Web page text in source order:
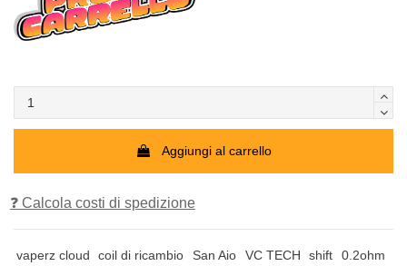
Aggiungi al carrello
❓ Calcola costi di spedizione
vaperz cloud coil di ricambio San Aio VC TECH shift 0.2ohm